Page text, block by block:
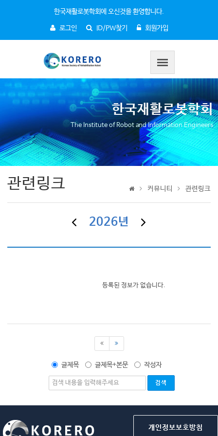
한국재활로봇학회에 오신것을 환영합니다.
로그인 ID/PW찾기 회원가입
한국재활로봇학회
The Institute of Robot and Information Engineers
관련링크 커뮤니티 관련링크
2026년
등록된 정보가 없습니다.
글제목 글제목+본문 작성자
개인정보보호방침